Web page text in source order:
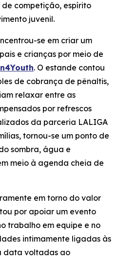
competição, espírito
juvenil.
se em criar um
e crianças por meio de
. O estande contou
de cobrança de pênaltis,
relaxar entre as
por refrescos
da parceria LALIGA
tornou-se um ponto de
sombra, água e
meio à agenda cheia de
em torno do valor
por apoiar um evento
trabalho em equipe e no
intimamente ligadas às
data voltadas ao